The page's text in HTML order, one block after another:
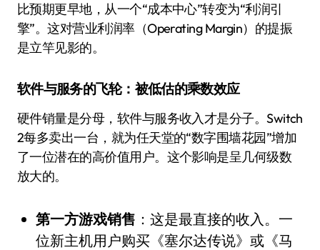
比预期更早地，从一个“成本中心”转变为“利润引
擎”。这对营业利润率（Operating Margin）的提振
是立竿见影的。
软件与服务的飞轮：被低估的乘数效应
硬件销量是分母，软件与服务收入才是分子。Switch
2每多卖出一台，就为任天堂的“数字围墙花园”增加
了一位潜在的高价值用户。这个影响是呈几何级数
放大的。
第一方游戏销售 ：这是最直接的收入。一
位新主机用户购买《塞尔达传说》或《马